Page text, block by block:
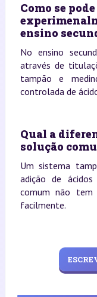
Como se
ensino
No ensino
através de
tampão e
controlada de
Qual a
solução
Um sistema
adição de
comum não tem
facilmente.